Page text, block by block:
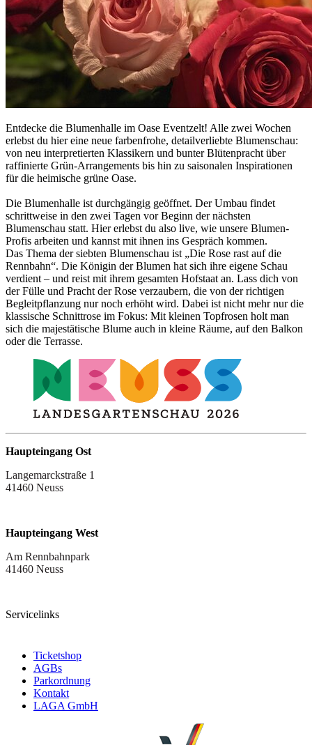
Entdecke die Blumenhalle im Oase Eventzelt! Alle zwei Wochen
erlebst du hier eine neue farbenfrohe, detailverliebte Blumenschau:
von neu interpretierten Klassikern und bunter Blütenpracht über
raffinierte Grün-Arrangements bis hin zu saisonalen Inspirationen
für die heimische grüne Oase.
Die Blumenhalle ist durchgängig geöffnet. Der Umbau findet
schrittweise in den zwei Tagen vor Beginn der nächsten
Blumenschau statt. Hier erlebst du also live, wie unsere Blumen-
Profis arbeiten und kannst mit ihnen ins Gespräch kommen.
Das Thema der siebten Blumenschau ist „Die Rose rast auf die
Rennbahn“. Die Königin der Blumen hat sich ihre eigene Schau
verdient – und reist mit ihrem gesamten Hofstaat an. Lass dich von
der Fülle und Pracht der Rose verzaubern, die von der richtigen
Begleitpflanzung nur noch erhöht wird. Dabei ist nicht mehr nur die
klassische Schnittrose im Fokus: Mit kleinen Topfrosen holt man
sich die majestätische Blume auch in kleine Räume, auf den Balkon
oder die Terrasse.
Haupteingang Ost
Langemarckstraße 1
41460 Neuss
Haupteingang West
Am Rennbahnpark
41460 Neuss
Servicelinks
Ticketshop
AGBs
Parkordnung
Kontakt
LAGA GmbH